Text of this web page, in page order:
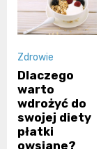
Zdrowie
Dlaczego
warto
wdrożyć do
swojej diety
płatki
owsiane?